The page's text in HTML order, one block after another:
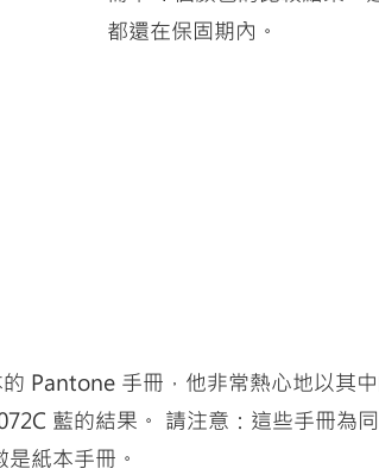
都還在保固期內。
Pantone 手冊，他非常熱心地以其
藍的結果。 請注意：這些手冊為
紙本手冊。